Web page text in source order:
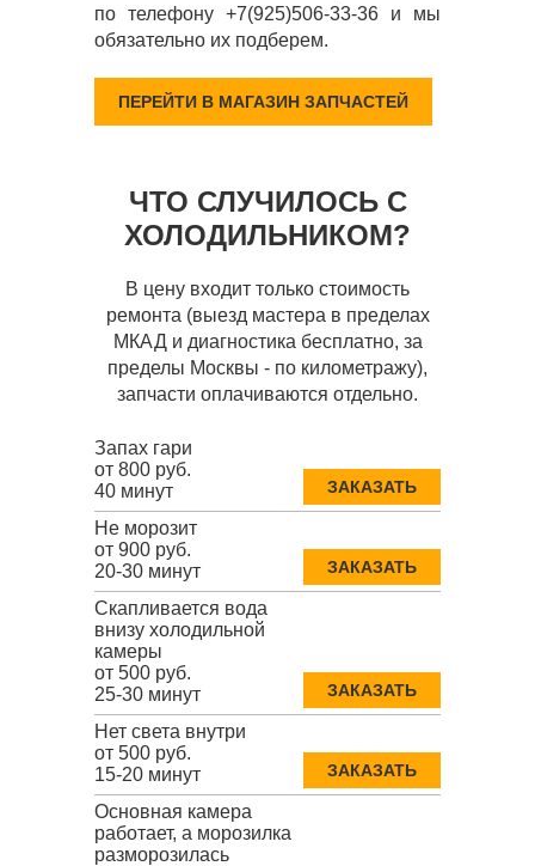
по телефону +7(925)506-33-36 и мы
обязательно их подберем.
ПЕРЕЙТИ В МАГАЗИН ЗАПЧАСТЕЙ
ЧТО СЛУЧИЛОСЬ С
ХОЛОДИЛЬНИКОМ?
В цену входит только стоимость
ремонта (выезд мастера в пределах
МКАД и диагностика бесплатно, за
пределы Москвы - по километражу),
запчасти оплачиваются отдельно.
Запах гари
от 800 руб.
40 минут
ЗАКАЗАТЬ
Не морозит
от 900 руб.
20-30 минут
ЗАКАЗАТЬ
Скапливается вода
внизу холодильной
камеры
от 500 руб.
25-30 минут
ЗАКАЗАТЬ
Нет света внутри
от 500 руб.
15-20 минут
ЗАКАЗАТЬ
Основная камера
работает, а морозилка
разморозилась